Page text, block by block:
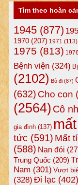
Tìm theo hoàn
1945(877)
1970(207) 1971 (113)
1975 (813) 1976
Bệnh viện(324)
(2102) Bỏ đi(87)
(632) Cho con
(2564) Cô
gia đình(137)
tức(591) Mất
(588) Nạn đói
Trung Quốc (209)
Nam (301) Vượt
(328) Đi lạc(402)